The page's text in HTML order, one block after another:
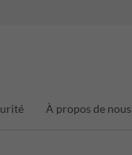
À propos de nous